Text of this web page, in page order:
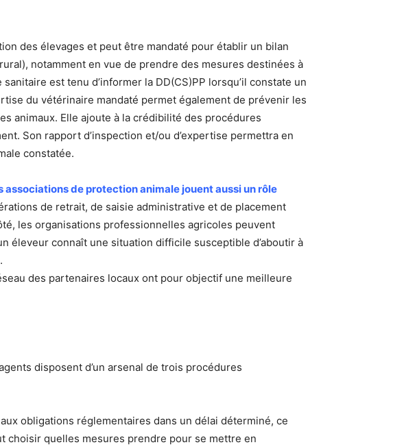
des élevages et peut être mandaté pour établir un bilan
notamment en vue de prendre des mesures destinées à
est tenu d’informer la DD(CS)PP lorsqu’il constate un
du vétérinaire mandaté permet également de prévenir les
animaux. Elle ajoute à la crédibilité des procédures
Son rapport d’inspection et/ou d’expertise permettra en
constatée.
associations de protection animale jouent aussi un rôle
de retrait, de saisie administrative et de placement
les organisations professionnelles agricoles peuvent
éleveur connaît une situation difficile susceptible d’aboutir à
des partenaires locaux ont pour objectif une meilleure
disposent d’un arsenal de trois procédures
obligations réglementaires dans un délai déterminé, ce
choisir quelles mesures prendre pour se mettre en